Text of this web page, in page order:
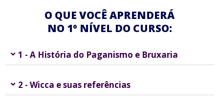
O QUE VOCÊ APRENDERÁ
NO 1º NÍVEL DO CURSO:
1 - A História do Paganismo e Bruxaria​
2 - Wicca e suas referências